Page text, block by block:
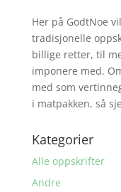
Her på GodtNoe
tradisjonelle
billige retter, til
imponere med.
med som
i matpakken, så
Kategorier
Alle oppskrifter
Andre